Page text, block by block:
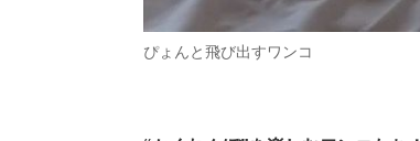
ぴょんと飛び出すワンコ